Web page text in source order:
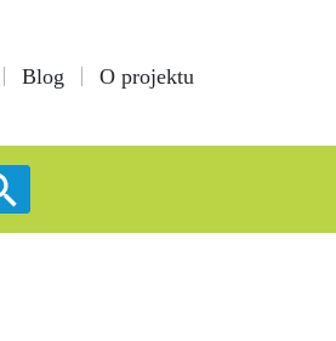
Blog O projektu